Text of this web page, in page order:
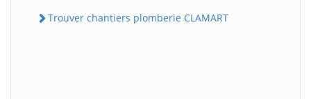
Trouver chantiers plomberie CLAMART